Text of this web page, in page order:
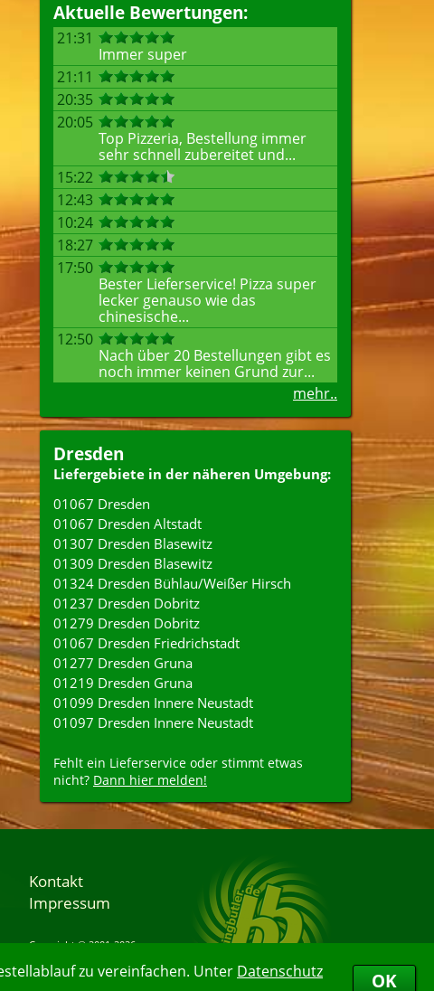
zu vereinfachen. Unter Datenschutz
OK
Aktuelle Bewertungen:
21:31
Immer super
21:11
20:35
20:05
Top Pizzeria, Bestellung immer
sehr schnell zubereitet und...
15:22
12:43
10:24
18:27
17:50
Bester Lieferservice! Pizza super
lecker genauso wie das
chinesische...
12:50
Nach über 20 Bestellungen gibt es
noch immer keinen Grund zur...
mehr..
Dresden
Liefergebiete in der näheren Umgebung:
01067 Dresden
01067 Dresden Altstadt
01307 Dresden Blasewitz
01309 Dresden Blasewitz
01324 Dresden Bühlau/Weißer Hirsch
01237 Dresden Dobritz
01279 Dresden Dobritz
01067 Dresden Friedrichstadt
01277 Dresden Gruna
01219 Dresden Gruna
01099 Dresden Innere Neustadt
01097 Dresden Innere Neustadt
Fehlt ein Lieferservice oder stimmt etwas
nicht? Dann hier melden!
Kontakt
Impressum
Copyright © 2001-2026
07.08.2026 09:28:40